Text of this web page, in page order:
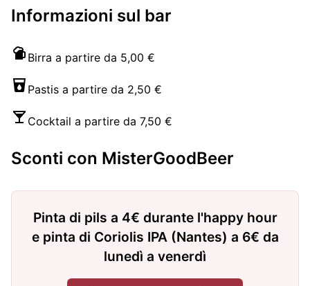
Informazioni sul bar
Birra a partire da 5,00 €
Pastis a partire da 2,50 €
Cocktail a partire da 7,50 €
Sconti con MisterGoodBeer
Pinta di pils a 4€ durante l'happy hour
e pinta di Coriolis IPA (Nantes) a 6€ da
lunedì a venerdì